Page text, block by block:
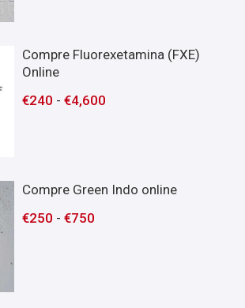
Compre Fluorexetamina (FXE)
Online
€240 -€4,600
Compre Green Indo online
€250 -€750